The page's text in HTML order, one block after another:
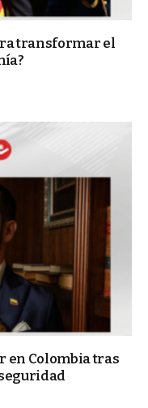
transformar el
en Colombia tras